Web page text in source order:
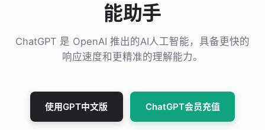
能助手
ChatGPT 是 OpenAI 推出的AI人工智能，具备更快的
响应速度和更精准的理解能力。
使用GPT中文版 ChatGPT会员充值